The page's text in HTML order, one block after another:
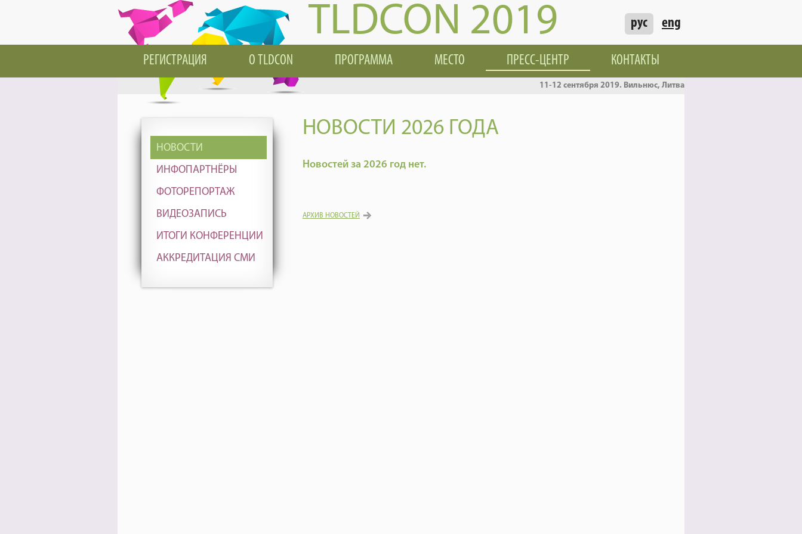
TLDCON 2019 рус eng
РЕГИСТРАЦИЯ О TLDCON ПРОГРАММА МЕСТО ПРЕСС-ЦЕНТР КОНТАКТЫ
11-12 сентября 2019. Вильнюс, Литва
НОВОСТИ
ИНФОПАРТНЁРЫ
ФОТОРЕПОРТАЖ
ВИДЕОЗАПИСЬ
ИТОГИ КОНФЕРЕНЦИИ
АККРЕДИТАЦИЯ СМИ
НОВОСТИ 2026 ГОДА
Новостей за 2026 год нет.
АРХИВ НОВОСТЕЙ